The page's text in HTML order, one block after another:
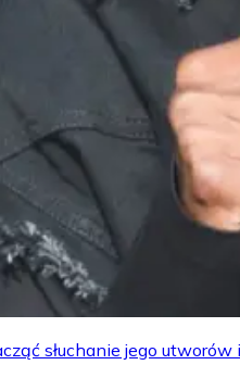
słuchanie jego utworów